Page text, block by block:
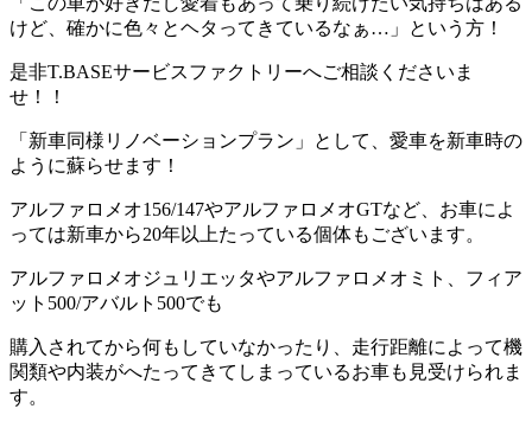
けど、確かに色々とヘタってきているなぁ…」という方！
是非T.BASEサービスファクトリーへご相談くださいま
せ！！
「新車同様リノベーションプラン」として、愛車を新車時の
ように蘇らせます！
アルファロメオ156/147やアルファロメオGTなど、お車によ
っては新車から20年以上たっている個体もございます。
アルファロメオジュリエッタやアルファロメオミト、フィア
ット500/アバルト500でも
購入されてから何もしていなかったり、走行距離によって機
関類や内装がへたってきてしまっているお車も見受けられま
す。